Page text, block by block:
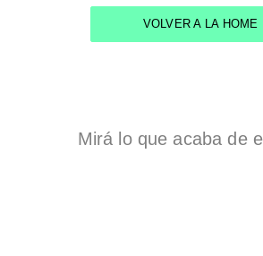
VOLVER A LA HOME
Mirá lo que acaba de